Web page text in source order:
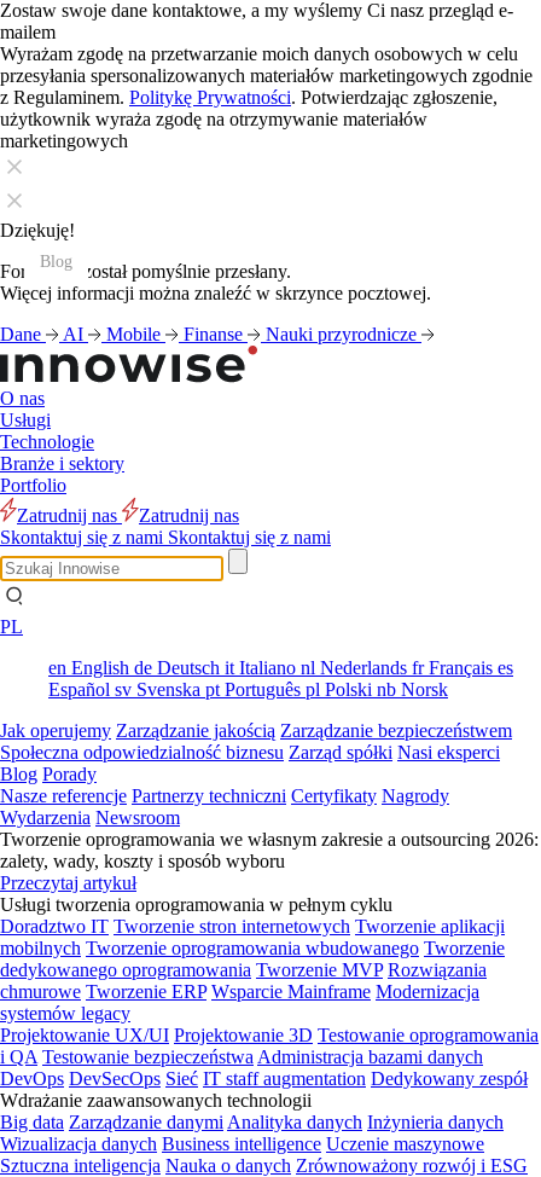
Zostaw swoje dane kontaktowe, a my wyślemy Ci nasz przegląd e-
mailem
Wyrażam zgodę na przetwarzanie moich danych osobowych w celu
przesyłania spersonalizowanych materiałów marketingowych zgodnie
z Regulaminem. Politykę Prywatności. Potwierdzając zgłoszenie,
użytkownik wyraża zgodę na otrzymywanie materiałów
marketingowych
Dziękuję!
Formularz został pomyślnie przesłany.
Więcej informacji można znaleźć w skrzynce pocztowej.
Dane
AI Mobile Finanse Nauki przyrodnicze
O nas
Usługi
Technologie
Branże i sektory
Portfolio
Zatrudnij nas
Zatrudnij nas
Skontaktuj się z nami Skontaktuj się z nami
PL
en English de Deutsch it Italiano nl Nederlands frFrançais es
Español sv Svenska pt Português pl Polski nb Norsk
Jak operujemy Zarządzanie jakością Zarządzanie bezpieczeństwem
Społeczna odpowiedzialność biznesu Zarząd spółki Nasi eksperci
Blog Porady
Nasze referencje Partnerzy techniczni Certyfikaty Nagrody
Wydarzenia Newsroom
Tworzenie oprogramowania we własnym zakresie a outsourcing 2026:
zalety, wady, koszty i sposób wyboru
Przeczytaj artykuł
Usługi tworzenia oprogramowania w pełnym cyklu
Doradztwo IT Tworzenie stron internetowych Tworzenie aplikacji
mobilnych Tworzenie oprogramowania wbudowanego Tworzenie
dedykowanego oprogramowania Tworzenie MVP Rozwiązania
chmurowe Tworzenie ERP Wsparcie Mainframe Modernizacja
systemów legacy
Projektowanie UX/UI Projektowanie 3D Testowanie oprogramowania
i QA Testowanie bezpieczeństwa Administracja bazami danych
DevOps DevSecOps Sieć IT staff augmentation Dedykowany zespół
Wdrażanie zaawansowanych technologii
Big data Zarządzanie danymi Analityka danych Inżynieria danych
Wizualizacja danych Business intelligence Uczenie maszynowe
Sztuczna inteligencja Nauka o danych Zrównoważony rozwój i ESG
Blog
Blog
Blog
Blog
Blog
Blog
Blog
Blog
Blog
Blog
Blog
Blog